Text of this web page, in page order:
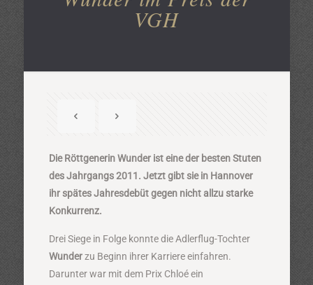
VGH
Die Röttgenerin Wunder ist eine der besten Stuten
des Jahrgangs 2011. Jetzt gibt sie in Hannover
ihr spätes Jahresdebüt gegen nicht allzu starke
Konkurrenz.
Drei Siege in Folge konnte die Adlerflug-Tochter
Wunderzu Beginn ihrer Karriere einfahren.
Darunter war mit dem Prix Chloé ein